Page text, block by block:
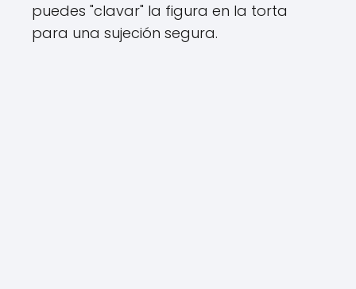
puedes "clavar" la figura en la torta
para una sujeción segura.